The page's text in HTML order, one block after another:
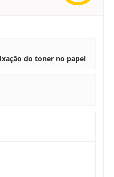
do toner no papel